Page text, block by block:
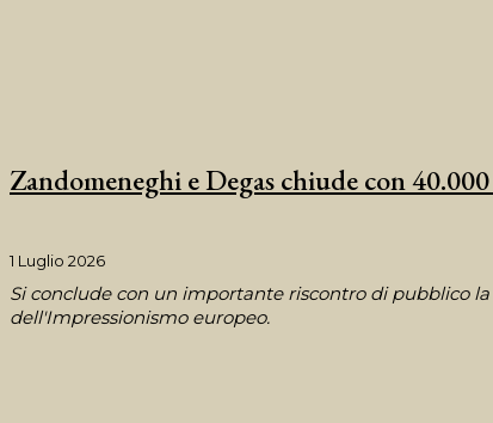
Zandomeneghi e Degas chiude con
1 Luglio 2026
Si conclude con un importante riscontro di pubblico
dell'Impressionismo europeo.